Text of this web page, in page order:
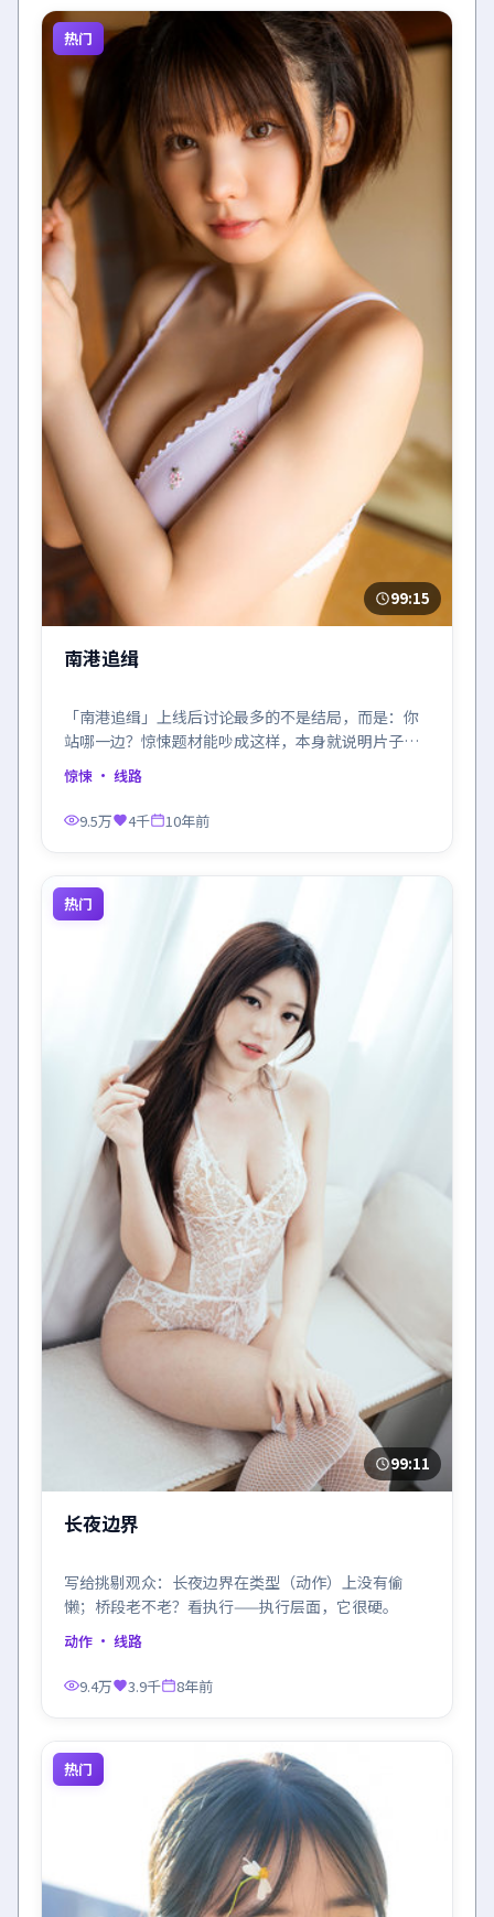
热门
99:15
南港追缉
「南港追缉」上线后讨论最多的不是结局，而是：你
站哪一边？惊悚题材能吵成这样，本身就说明片子成
了。
惊悚 · 线路
9.5万 4千 10年前
热门
99:11
长夜边界
写给挑剔观众：长夜边界在类型（动作）上没有偷
懒；桥段老不老？看执行——执行层面，它很硬。
动作 · 线路
9.4万 3.9千 8年前
热门